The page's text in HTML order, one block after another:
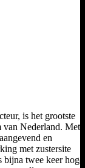
is het grootste
van Nederland. Met
en
met zustersite
bijna twee keer